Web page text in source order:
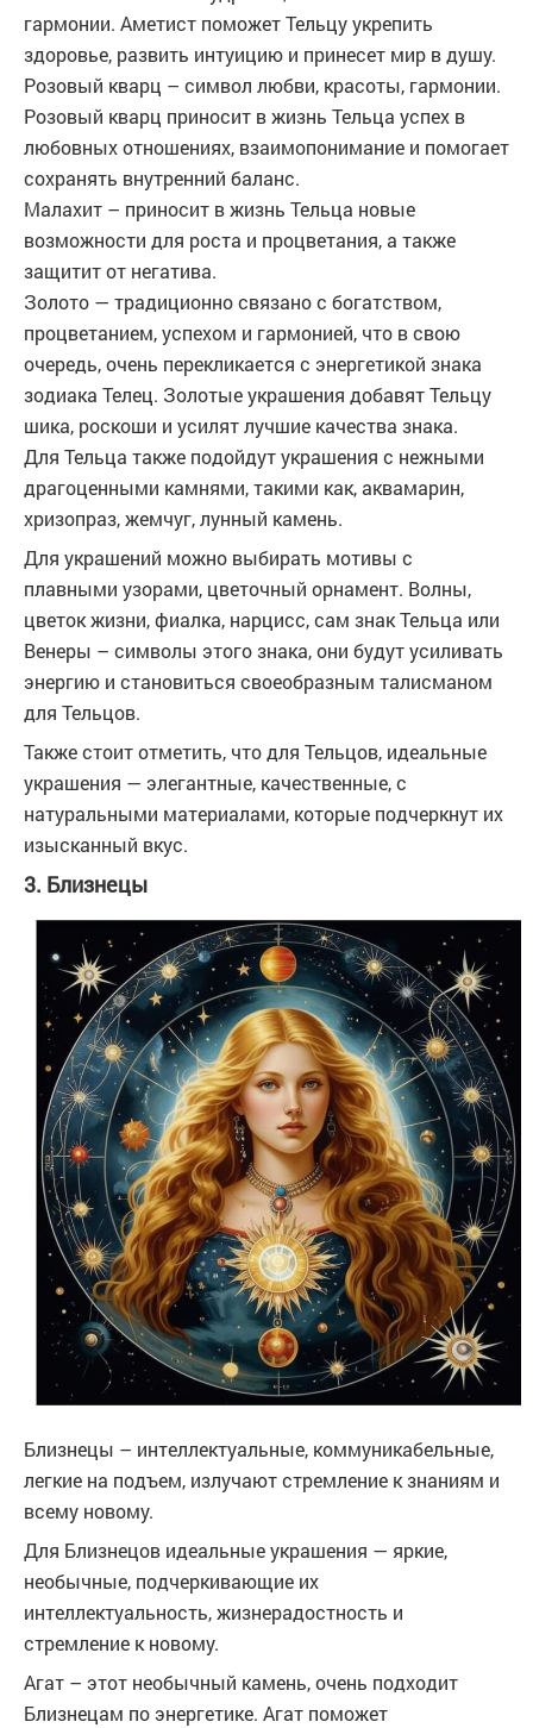
гармонии. Аметист поможет Тельцу укрепить
здоровье, развить интуицию и принесет мир в душу.
Розовый кварц – символ любви, красоты, гармонии.
Розовый кварц приносит в жизнь Тельца успех в
любовных отношениях, взаимопонимание и помогает
сохранять внутренний баланс.
Малахит – приносит в жизнь Тельца новые
возможности для роста и процветания, а также
защитит от негатива.
Золото — традиционно связано с богатством,
процветанием, успехом и гармонией, что в свою
очередь, очень перекликается с энергетикой знака
зодиака Телец. Золотые украшения добавят Тельцу
шика, роскоши и усилят лучшие качества знака.
Для Тельца также подойдут украшения с нежными
драгоценными камнями, такими как, аквамарин,
хризопраз, жемчуг, лунный камень.
Для украшений можно выбирать мотивы с
плавными узорами, цветочный орнамент. Волны,
цветок жизни, фиалка, нарцисс, сам знак Тельца или
Венеры – символы этого знака, они будут усиливать
энергию и становиться своеобразным талисманом
для Тельцов.
Также стоит отметить, что для Тельцов, идеальные
украшения — элегантные, качественные, с
натуральными материалами, которые подчеркнут их
изысканный вкус.
3. Близнецы
Близнецы – интеллектуальные, коммуникабельные,
легкие на подъем, излучают стремление к знаниям и
всему новому.
Для Близнецов идеальные украшения — яркие,
необычные, подчеркивающие их
интеллектуальность, жизнерадостность и
стремление к новому.
Агат – этот необычный камень, очень подходит
Близнецам по энергетике. Агат поможет